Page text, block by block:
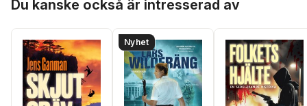
Du kanske också är intresserad av
Nyhet